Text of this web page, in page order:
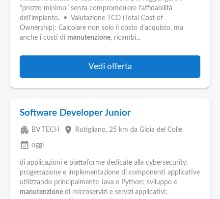
“prezzo minimo” senza compromettere l'affidabilità
dell'impianto. • Valutazione TCO (Total Cost of
Ownership): Calcolare non solo il costo d'acquisto, ma
anche i costi di manutenzione, ricambi...
Vedi offerta
Software Developer Junior
apartment BV TECH place Rutigliano, 25 km da Gioia del Colle
event_available oggi
di applicazioni e piattaforme dedicate alla cybersecurity;
progettazione e implementazione di componenti applicative
utilizzando principalmente Java e Python; sviluppo e
manutenzione di microservizi e servizi applicativi;